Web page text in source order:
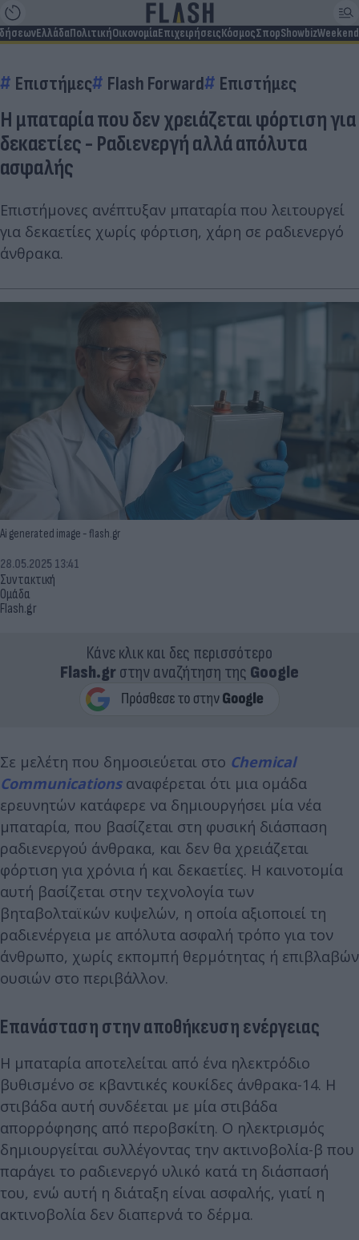
ΕλλάδαΠολιτικήΟικονομίαΕπιχειρήσειςΚόσμοςΣπορShowbizWeekend
Επιστήμες Flash Forward Επιστήμες
Η μπαταρία που δεν χρειάζεται φόρτιση για
δεκαετίες - Ραδιενεργή αλλά απόλυτα
ασφαλής
Επιστήμονες ανέπτυξαν μπαταρία που λειτουργεί
για δεκαετίες χωρίς φόρτιση, χάρη σε ραδιενεργό
άνθρακα.
Ai generated image - flash.gr
Συντακτική
Ομάδα
Flash.gr
28.05.2025 13:41
Κάνε κλικ και δες περισσότερο
Flash.grστην αναζήτηση της Google
Σε μελέτη που δημοσιεύεται στο Chemical
Communications αναφέρεται ότι μια ομάδα
ερευνητών κατάφερε να δημιουργήσει μία νέα
μπαταρία, που βασίζεται στη φυσική διάσπαση
ραδιενεργού άνθρακα, και δεν θα χρειάζεται
φόρτιση για χρόνια ή και δεκαετίες. Η καινοτομία
αυτή βασίζεται στην τεχνολογία των
βηταβολταϊκών κυψελών, η οποία αξιοποιεί τη
ραδιενέργεια με απόλυτα ασφαλή τρόπο για τον
άνθρωπο, χωρίς εκπομπή θερμότητας ή επιβλαβών
ουσιών στο περιβάλλον.
Επανάσταση στην αποθήκευση ενέργειας
Η μπαταρία αποτελείται από ένα ηλεκτρόδιο
βυθισμένο σε κβαντικές κουκίδες άνθρακα-14. Η
στιβάδα αυτή συνδέεται με μία στιβάδα
απορρόφησης από περοβσκίτη. Ο ηλεκτρισμός
δημιουργείται συλλέγοντας την ακτινοβολία-β που
παράγει το ραδιενεργό υλικό κατά τη διάσπασή
του, ενώ αυτή η διάταξη είναι ασφαλής, γιατί η
ακτινοβολία δεν διαπερνά το δέρμα.